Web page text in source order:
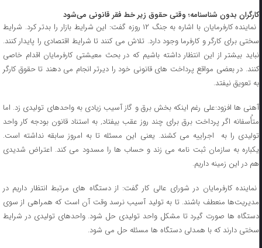
کارگران بدون شناسنامه؛ وقتی حقوق زیر خط فقر قانونی می‌شود
نماینده کارفرمایان با اشاره به جنگ ۱۲ روزه گفت: این شرایط بازار را بدتر کرد. شرایط
سختی برای کارگر و کارفرما وجود دارد. تلاش می کنند تا شرایط اقتصادی را پایدار کنند.
نباید بیشتر از این انتظار داشته باشیم که در بحث معیشتی کارفرمایان اقدام خاصی
کنند. در بعضی مواقع پرداخت های قانونی خود را دیرتر انجام می دهند تا حقوق کارگر
به تعویق نیفتد.
آهنی ها افزود:علی رغم اینکه بخش برق و گاز آسیب زیادی به واحدهای تولیدی زد. اما
متأُسفانه اگر پرداخت برق برای چند روز عقب بیفتاد, به استناد قانون بودجه کار واحد
تولیدی را به اجراییه می کشند. یعنی این مسئله تا به امروز سابقه نداشته است.
یکباره به سازمان ثبت نامه می زند و حساب ها را مسدود می کند. اعتراض شدیدی
هم در این زمینه داریم.
نماینده کارفرمایان در شورای عالی کار گفت: از دستگاه های مرتبط انتظار داریم در
مدیریت‌ها منعطف باشند. تا به تولید آسیب نرسد وقت آن است که همراهی از سوی
دستگاه ها صورت گیرد تا مشکل واحد تولیدی حل شود. واحدهای تولیدی در شرایط
سختی دارند که با همدلی دستگاه ها مسئله حل می شود.